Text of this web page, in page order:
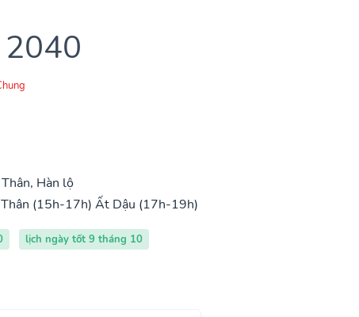
Hàn lộ
(15h-17h) Ất Dậu (17h-19h)
lịch ngày tốt 9 tháng 10